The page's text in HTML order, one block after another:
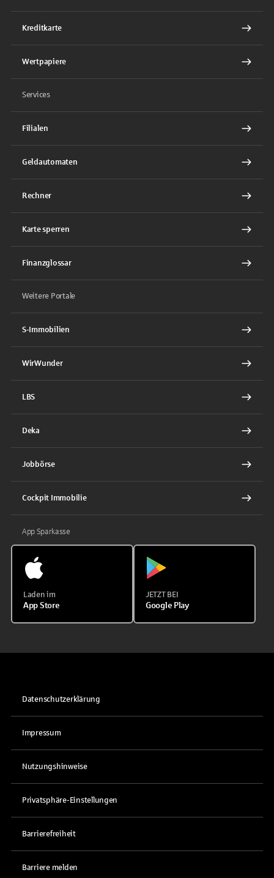
Kreditkarte
Wertpapiere
Services
Filialen
Geldautomaten
Rechner
Karte sperren
Finanzglossar
Weitere Portale
S-Immobilien
WirWunder
LBS
Deka
Jobbörse
Cockpit Immobilie
App Sparkasse
Laden im
App Store
JETZT BEI
Google Play
Datenschutzerklärung
Impressum
Nutzungshinweise
Privatsphäre-Einstellungen
Barrierefreiheit
Barriere melden